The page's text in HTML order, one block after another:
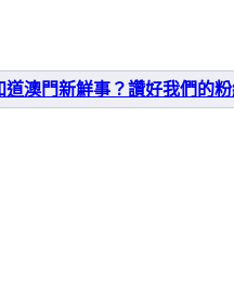
道澳門新鮮事？讚好我們的粉